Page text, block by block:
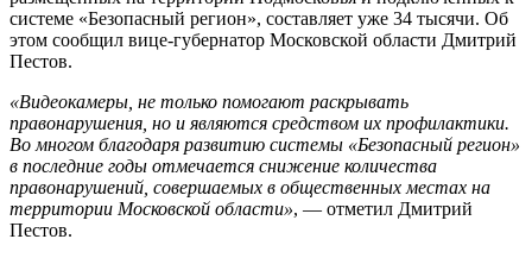
системе «Безопасный регион», составляет уже 34 тысячи. Об
этом сообщил вице-губернатор Московской области Дмитрий
Пестов.
«Видеокамеры, не только помогают раскрывать
правонарушения, но и являются средством их профилактики.
Во многом благодаря развитию системы «Безопасный регион»
в последние годы отмечается снижение количества
правонарушений, совершаемых в общественных местах на
территории Московской области», — отметил Дмитрий
Пестов.